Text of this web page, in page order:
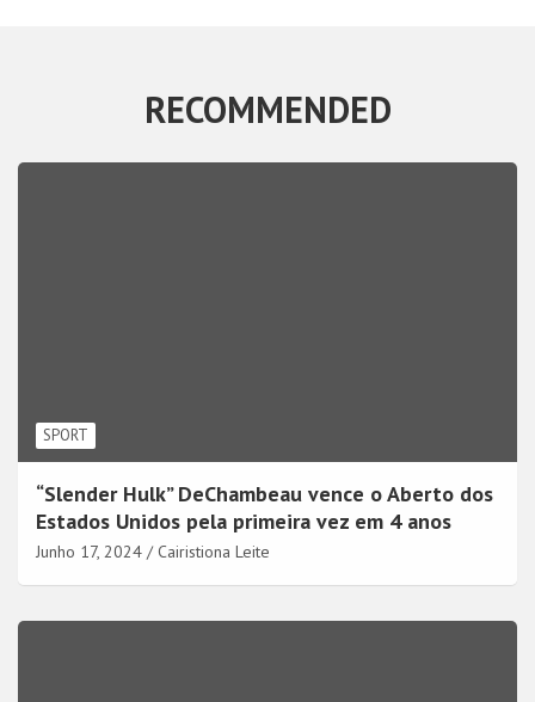
RECOMMENDED
SPORT
“Slender Hulk” DeChambeau vence o Aberto dos
Estados Unidos pela primeira vez em 4 anos
Junho 17, 2024 Cairistiona Leite